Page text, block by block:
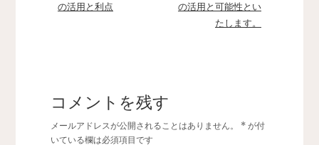
の活用と利点
の活用と可能性とい
たします。
コメントを残す
メールアドレスが公開されることはありません。 *が付
いている欄は必須項目です